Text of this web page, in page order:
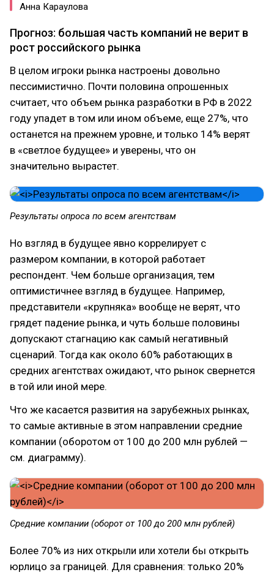
Анна Караулова
Прогноз: большая часть компаний не верит в
рост российского рынка
В целом игроки рынка настроены довольно
пессимистично. Почти половина опрошенных
считает, что объем рынка разработки в РФ в 2022
году упадет в том или ином объеме, еще 27%, что
останется на прежнем уровне, и только 14% верят
в «светлое будущее» и уверены, что он
значительно вырастет.
Результаты опроса по всем агентствам
Но взгляд в будущее явно коррелирует с
размером компании, в которой работает
респондент. Чем больше организация, тем
оптимистичнее взгляд в будущее. Например,
представители «крупняка» вообще не верят, что
грядет падение рынка, и чуть больше половины
допускают стагнацию как самый негативный
сценарий. Тогда как около 60% работающих в
средних агентствах ожидают, что рынок свернется
в той или иной мере.
Что же касается развития на зарубежных рынках,
то самые активные в этом направлении средние
компании (оборотом от 100 до 200 млн рублей —
см. диаграмму).
Средние компании (оборот от 100 до 200 млн рублей)
Более 70% из них открыли или хотели бы открыть
юрлицо за границей. Для сравнения: только 20%